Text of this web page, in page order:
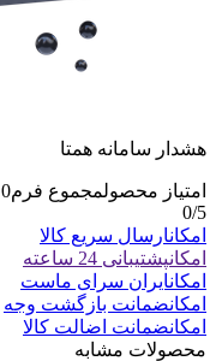
هشدار سامانه همتا
امتیاز محصولمجموع فرم0
0/5
امکانارسال سریع کالا
امکانپشتیبانی 24 ساعته
امکانایران سرای ماست
امکانضمانت بازگشت وجه
امکانضمانت اضالت کالا
محصولات مشابه